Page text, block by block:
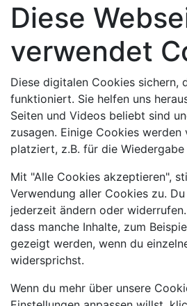
Diese
verwendet
Diese digitalen Cookies sichern,
funktioniert. Sie helfen uns
Seiten und Videos beliebt sind
zusagen. Einige Cookies
platziert, z.B. für die
Mit "Alle Cookies akzeptieren",
Verwendung aller Cookies zu.
jederzeit ändern oder
dass manche Inhalte, zum
gezeigt werden, wenn du
widersprichst.
Wenn du mehr über unsere